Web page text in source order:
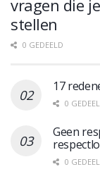
vragen die
stellen
0 GEDEELD
17
0
Geen
0